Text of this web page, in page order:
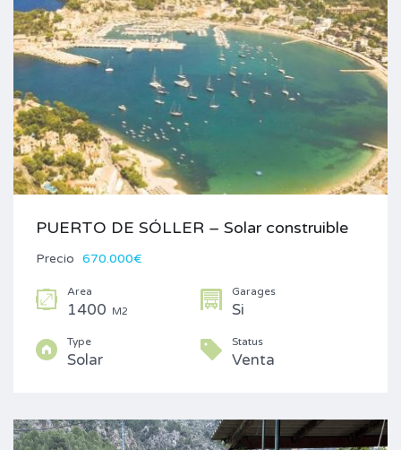
PUERTO DE SÓLLER – Solar construible
Precio 670.000€
Area
1400 M2
Garages
Si
Type
Solar
Status
Venta